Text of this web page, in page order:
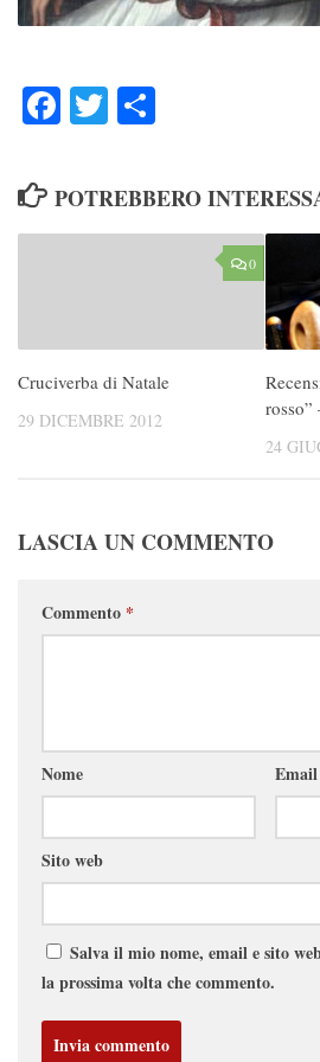
FacebookTwitter
POTREBBERO
0
Cruciverba di Natale
29 DICEMBRE 2012
24
LASCIA UN COMMENTO
Commento *
Nome Email
Sito web
Salva il mio nome, email e sito
la prossima volta che commento.